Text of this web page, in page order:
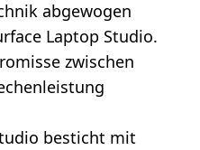
abgewogen
Laptop Studio.
zwischen
besticht mit